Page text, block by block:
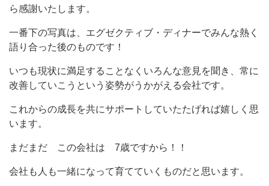
ら感謝いたします。
一番下の写真は、エグゼクティブ・ディナーでみんな熱く
語り合った後のものです！
いつも現状に満足することなくいろんな意見を聞き、常に
改善していこうという姿勢がうかがえる会社です。
これからの成長を共にサポートしていたたげれば嬉しく思
います。
まだまだ この会社は 7歳ですから！！
会社も人も一緒になって育てていくものだと思います。